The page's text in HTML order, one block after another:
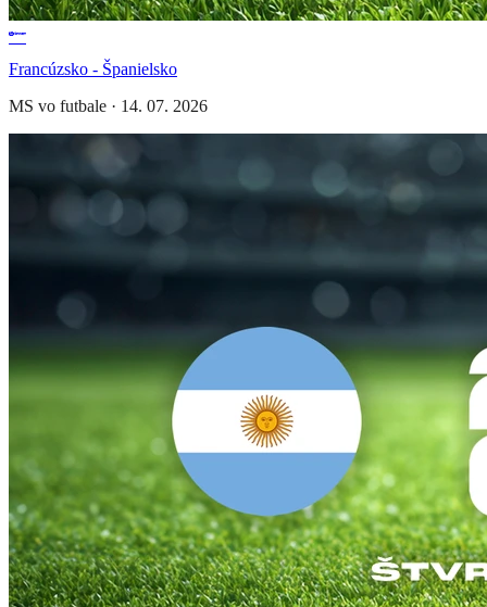
Francúzsko - Španielsko
MS vo futbale · 14. 07. 2026